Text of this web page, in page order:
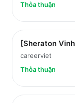
Thỏa thuận
[Sheraton
careerviet
Thỏa thuận